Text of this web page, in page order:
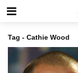
Tag - Cathie Wood